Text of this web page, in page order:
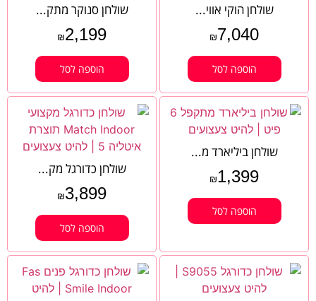
שולחן הוקי אווי...
₪7,040
הוספה לסל
שולחן סנוקר מתק...
₪2,199
הוספה לסל
שולחן ביליארד מ...
₪1,399
הוספה לסל
שולחן כדורגל מק...
₪3,899
הוספה לסל